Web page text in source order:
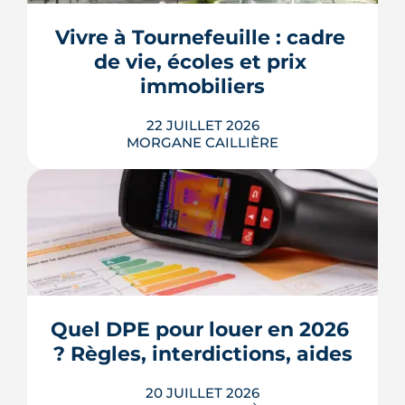
appel de fonds. Avec des taux autour
de 3,2 % en 2026, la note grimpe vite.
Voici les leviers concrets pour r...
LIRE L'ARTICLE
Vivre à Tournefeuille : cadre
de vie, écoles et prix
immobiliers
22 JUILLET 2026
MORGANE CAILLIÈRE
Écoles, base de loisirs, transports,
projets urbains et prix au m2 : le guide
3e ville de Haute-Garonne.
LIRE L'ARTICLE
Quel DPE pour louer en 2026
? Règles, interdictions, aides
20 JUILLET 2026